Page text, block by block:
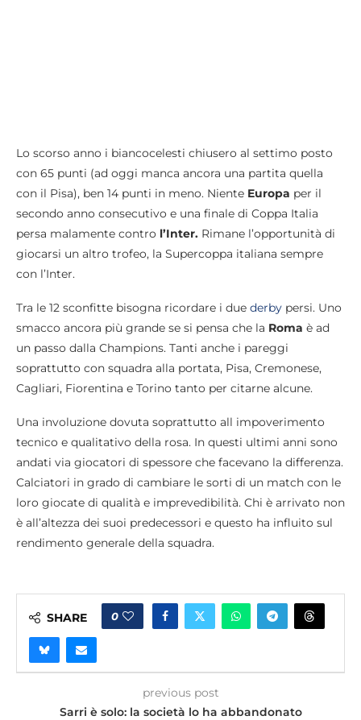
Lo scorso anno i biancocelesti chiusero al settimo posto
con 65 punti (ad oggi manca ancora una partita quella
con il Pisa), ben 14 punti in meno. Niente Europa per il
secondo anno consecutivo e una finale di Coppa Italia
persa malamente contro l’Inter. Rimane l’opportunità di
giocarsi un altro trofeo, la Supercoppa italiana sempre
con l’Inter.
Tra le 12 sconfitte bisogna ricordare i due derby persi. Uno
smacco ancora più grande se si pensa che la Roma è ad
un passo dalla Champions. Tanti anche i pareggi
soprattutto con squadra alla portata, Pisa, Cremonese,
Cagliari, Fiorentina e Torino tanto per citarne alcune.
Una involuzione dovuta soprattutto all impoverimento
tecnico e qualitativo della rosa. In questi ultimi anni sono
andati via giocatori di spessore che facevano la differenza.
Calciatori in grado di cambiare le sorti di un match con le
loro giocate di qualità e imprevedibilità. Chi è arrivato non
è all’altezza dei suoi predecessori e questo ha influito sul
rendimento generale della squadra.
SHARE 0
previous post
Sarri è solo: la società lo ha abbandonato